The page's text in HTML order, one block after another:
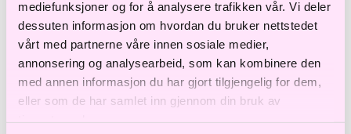
mediefunksjoner og for å analysere trafikken vår. Vi deler
dessuten informasjon om hvordan du bruker nettstedet
vårt med partnerne våre innen sosiale medier,
annonsering og analysearbeid, som kan kombinere den
med annen informasjon du har gjort tilgjengelig for dem,
eller som de har samlet inn gjennom din bruk av
Partner
g.steinberg@haavind.no
+47 916 96 511